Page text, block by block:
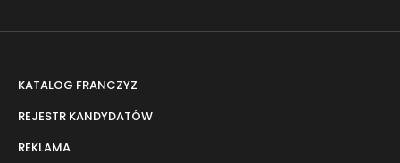
KATALOG FRANCZYZ
REJESTR KANDYDATÓW
REKLAMA